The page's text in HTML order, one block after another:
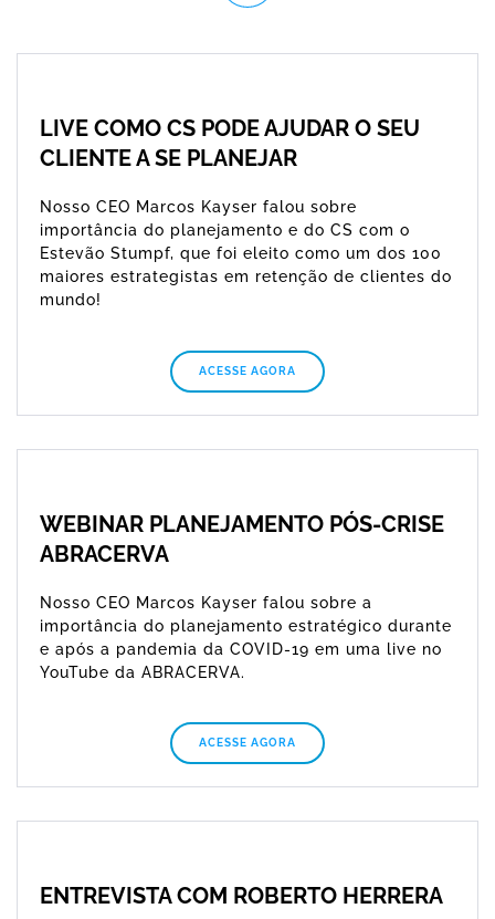
LIVE COMO CS PODE AJUDAR O SEU
CLIENTE A SE PLANEJAR
Nosso CEO Marcos Kayser falou sobre
importância do planejamento e do CS com o
Estevão Stumpf, que foi eleito como um dos 100
maiores estrategistas em retenção de clientes do
mundo!
ACESSE AGORA
WEBINAR PLANEJAMENTO PÓS-CRISE
ABRACERVA
Nosso CEO Marcos Kayser falou sobre a
importância do planejamento estratégico durante
e após a pandemia da COVID-19 em uma live no
YouTube da ABRACERVA.
ACESSE AGORA
ENTREVISTA COM ROBERTO HERRERA